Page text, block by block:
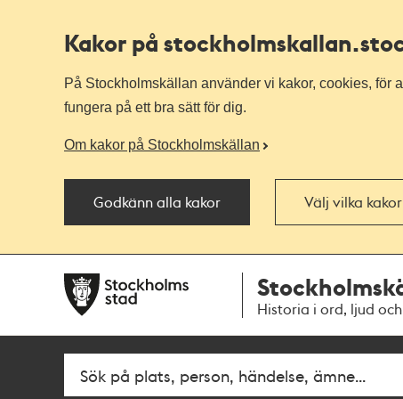
Kakor på stockholmskallan
På Stockholmskällan använder vi kakor, cookies, för
fungera på ett bra sätt för dig.
Om kakor på Stockholmskällan
Godkänn alla kakor Välj vilka
navigationen
huvudinnehållet
Historia i ord, ljud
SökFritextsök